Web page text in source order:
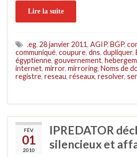
Lire la suite
.eg, 28 janvier 2011, AGIP, BGP,
communiqué, coupure, dns, dupliquer,
égyptienne, gouvernement,
internet, mirror, mirroring, Noms de
registre, reseau, réseaux, resolver,
FÉV
01
2010
IPREDATOR
silencieux et